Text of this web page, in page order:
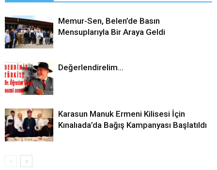
Memur-Sen, Belen’de Basın
Mensuplarıyla Bir Araya Geldi
Değerlendirelim…
Karasun Manuk Ermeni Kilisesi İçin
Kınalıada’da Bağış Kampanyası Başlatıldı